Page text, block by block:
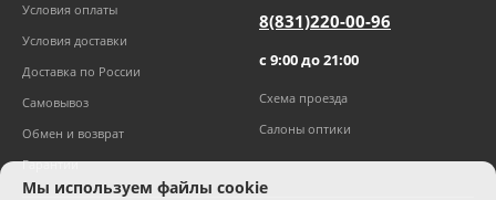
Условия оплаты
Условия доставки
Доставка по России
Самовывоз
Обмен и возврат
Гарантии
8(831)220-00-96
с 9:00 до 21:00
Схема проезда
Салоны оптики
Мы используем файлы cookie